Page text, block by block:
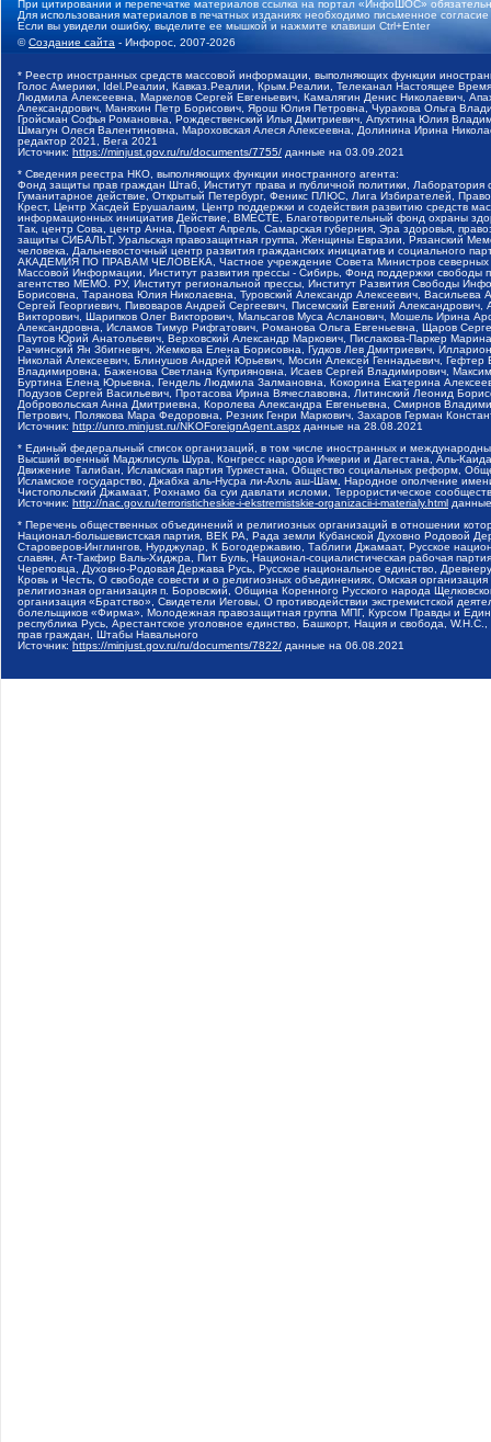
При цитировании и перепечатке материалов ссылка на портал «ИнфоШОС»
Для использования материалов в печатных изданиях необходимо письменное
Если вы увидели ошибку, выделите ее мышкой и нажмите клавиши Ctrl+Enter
©Создание сайта - Инфорос, 2007-2026
* Реестр иностранных средств массовой информации, выполняющих функции
Голос Америки, Idel.Реалии, Кавказ.Реалии, Крым.Реалии, Телеканал Настоящее
Людмила Алексеевна, Маркелов Сергей Евгеньевич, Камалягин Денис Николаевич,
Александрович, Маняхин Петр Борисович, Ярош Юлия Петровна, Чуракова Ольга
Гройсман Софья Романовна, Рождественский Илья Дмитриевич, Апухтина Юлия
Шмагун Олеся Валентиновна, Мароховская Алеся Алексеевна, Долинина Ирина
редактор 2021, Вега 2021
Источник: https://minjust.gov.ru/ru/documents/7755/ данные на 03.09.2021
* Сведения реестра НКО, выполняющих функции иностранного агента:
Фонд защиты прав граждан Штаб, Институт права и публичной политики,
Гуманитарное действие, Открытый Петербург, Феникс ПЛЮС, Лига Избирателей,
Крест, Центр Хасдей Ерушалаим, Центр поддержки и содействия развитию средств
информационных инициатив Действие, ВМЕСТЕ, Благотворительный фонд охраны
Так, центр Сова, центр Анна, Проект Апрель, Самарская губерния, Эра здоровья,
защиты СИБАЛЬТ, Уральская правозащитная группа, Женщины Евразии, Рязанский
человека, Дальневосточный центр развития гражданских инициатив и социального
АКАДЕМИЯ ПО ПРАВАМ ЧЕЛОВЕКА, Частное учреждение Совета Министров северных
Массовой Информации, Институт развития прессы - Сибирь, Фонд поддержки
агентство МЕМО. РУ, Институт региональной прессы, Институт Развития Свободы
Борисовна, Таранова Юлия Николаевна, Туровский Александр Алексеевич,
Сергей Георгиевич, Пивоваров Андрей Сергеевич, Писемский Евгений
Викторович, Шарипков Олег Викторович, Мальсагов Муса Асланович, Мошель Ирина
Александровна, Исламов Тимур Рифгатович, Романова Ольга Евгеньевна, Щаров
Паутов Юрий Анатольевич, Верховский Александр Маркович, Пислакова-Паркер
Рачинский Ян Збигневич, Жемкова Елена Борисовна, Гудков Лев Дмитриевич,
Николай Алексеевич, Блинушов Андрей Юрьевич, Мосин Алексей Геннадьевич,
Владимировна, Баженова Светлана Куприяновна, Исаев Сергей Владимирович,
Буртина Елена Юрьевна, Гендель Людмила Залмановна, Кокорина Екатерина
Подузов Сергей Васильевич, Протасова Ирина Вячеславовна, Литинский Леонид
Добровольская Анна Дмитриевна, Королева Александра Евгеньевна, Смирнов
Петрович, Полякова Мара Федоровна, Резник Генри Маркович, Захаров Герман
Источник: http://unro.minjust.ru/NKOForeignAgent.aspx данные на 28.08.2021
* Единый федеральный список организаций, в том числе иностранных и
Высший военный Маджлисуль Шура, Конгресс народов Ичкерии и Дагестана, Аль-
Движение Талибан, Исламская партия Туркестана, Общество социальных реформ,
Исламское государство, Джабха аль-Нусра ли-Ахль аш-Шам, Народное ополчение
Чистопольский Джамаат, Рохнамо ба суи давлати исломи, Террористическое
Источник: http://nac.gov.ru/terroristicheskie-i-ekstremistskie-organizacii-i-materialy.html
* Перечень общественных объединений и религиозных организаций в отношении
Национал-большевистская партия, ВЕК РА, Рада земли Кубанской Духовно Родовой
Староверов-Инглингов, Нурджулар, К Богодержавию, Таблиги Джамаат, Русское
славян, Ат-Такфир Валь-Хиджра, Пит Буль, Национал-социалистическая рабочая
Череповца, Духовно-Родовая Держава Русь, Русское национальное единство,
Кровь и Честь, О свободе совести и о религиозных объединениях, Омская
религиозная организация п. Боровский, Община Коренного Русского народа
организация «Братство», Свидетели Иеговы, О противодействии экстремистской
болельщиков «Фирма», Молодежная правозащитная группа МПГ, Курсом Правды и
республика Русь, Арестантское уголовное единство, Башкорт, Нация и свобода,
прав граждан, Штабы Навального
Источник: https://minjust.gov.ru/ru/documents/7822/ данные на 06.08.2021